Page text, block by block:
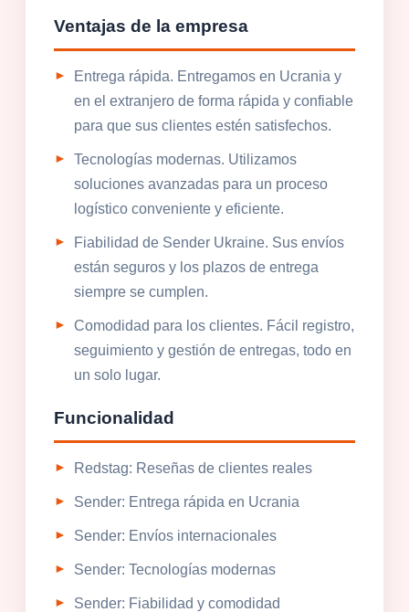
Ventajas de la empresa
Entrega rápida. Entregamos en Ucrania y
en el extranjero de forma rápida y confiable
para que sus clientes estén satisfechos.
Tecnologías modernas. Utilizamos
soluciones avanzadas para un proceso
logístico conveniente y eficiente.
Fiabilidad de Sender Ukraine. Sus envíos
están seguros y los plazos de entrega
siempre se cumplen.
Comodidad para los clientes. Fácil registro,
seguimiento y gestión de entregas, todo en
un solo lugar.
Funcionalidad
Redstag: Reseñas de clientes reales
Sender: Entrega rápida en Ucrania
Sender: Envíos internacionales
Sender: Tecnologías modernas
Sender: Fiabilidad y comodidad